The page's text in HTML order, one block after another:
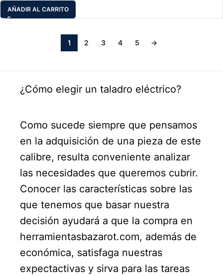
AÑADIR AL CARRITO
1 2 3 4 5 →
¿Cómo elegir un taladro eléctrico?
Como sucede siempre que pensamos
en la adquisición de una pieza de este
calibre, resulta conveniente analizar
las necesidades que queremos cubrir.
Conocer las características sobre las
que tenemos que basar nuestra
decisión ayudará a que la compra en
herramientasbazarot.com, además de
económica, satisfaga nuestras
expectactivas y sirva para las tareas